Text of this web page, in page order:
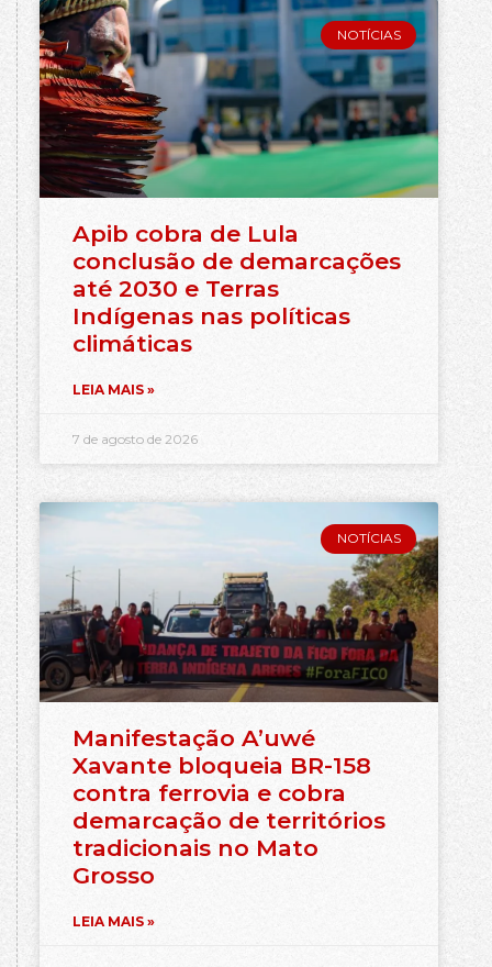
NOTÍCIAS
Apib cobra de Lula
conclusão de demarcações
até 2030 e Terras
Indígenas nas políticas
climáticas
LEIA MAIS »
7 de agosto de 2026
NOTÍCIAS
Manifestação A’uwé
Xavante bloqueia BR-158
contra ferrovia e cobra
demarcação de territórios
tradicionais no Mato
Grosso
LEIA MAIS »